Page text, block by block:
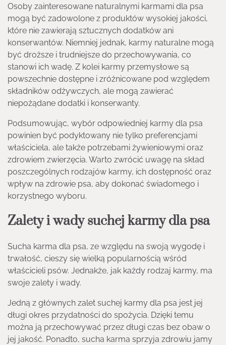
Osoby zainteresowane naturalnymi karmami dla psa
mogą być zadowolone z produktów wysokiej jakości,
które nie zawierają sztucznych dodatków ani
konserwantów. Niemniej jednak, karmy naturalne mogą
być droższe i trudniejsze do przechowywania, co
stanowi ich wadę. Z kolei karmy przemysłowe są
powszechnie dostępne i zróżnicowane pod względem
składników odżywczych, ale mogą zawierać
niepożądane dodatki i konserwanty.
Podsumowując, wybór odpowiedniej karmy dla psa
powinien być podyktowany nie tylko preferencjami
właściciela, ale także potrzebami żywieniowymi oraz
zdrowiem zwierzęcia. Warto zwrócić uwagę na skład
poszczególnych rodzajów karmy, ich dostępność oraz
wpływ na zdrowie psa, aby dokonać świadomego i
korzystnego wyboru.
Zalety i wady suchej karmy dla psa
Sucha karma dla psa, ze względu na swoją wygodę i
trwałość, cieszy się wielką popularnością wśród
właścicieli psów. Jednakże, jak każdy rodzaj karmy, ma
swoje zalety i wady.
Jedną z głównych zalet suchej karmy dla psa jest jej
długi okres przydatności do spożycia. Dzięki temu
można ją przechowywać przez długi czas bez obaw o
jej jakość. Ponadto, sucha karma sprzyja zdrowiu jamy